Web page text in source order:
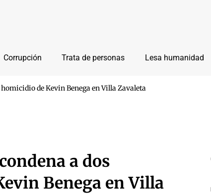
Corrupción Trata de personas Lesa humanidad
de Kevin Benega en Villa Zavaleta
a dos
Benega en Villa